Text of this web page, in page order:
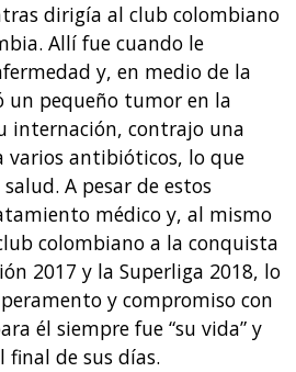
dirigía al club colombiano
Allí fue cuando le
y, en medio de la
un pequeño tumor en la
internación, contrajo una
varios antibióticos, lo que
A pesar de estos
médico y, al mismo
colombiano a la conquista
2017 y la Superliga 2018, lo
y compromiso con
él siempre fue “su vida” y
de sus días.